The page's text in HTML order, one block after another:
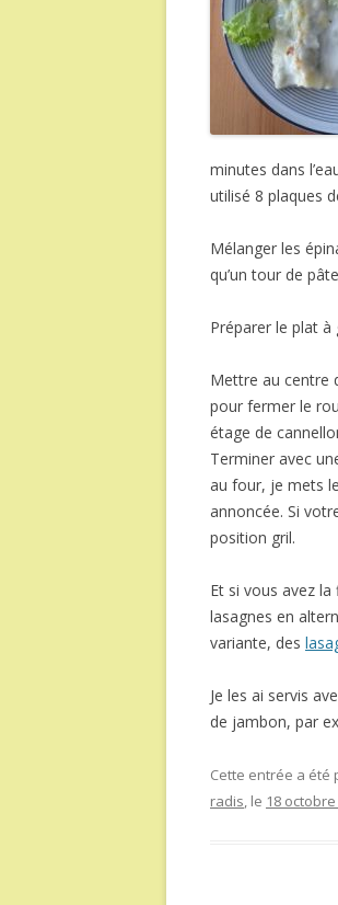
minutes dans
utilisé 8 plaques
Mélanger les
qu’un tour de
Préparer le plat
Mettre au centre
pour fermer le
étage de
Terminer avec
au four, je mets
annoncée. Si
position gril.
Et si vous avez
lasagnes en
variante, des
Je les ai servis
de jambon, par
Cette entrée a été
radis, le 18 octobre